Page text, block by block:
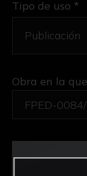
Tipo de uso *
Obra en la
FPED-